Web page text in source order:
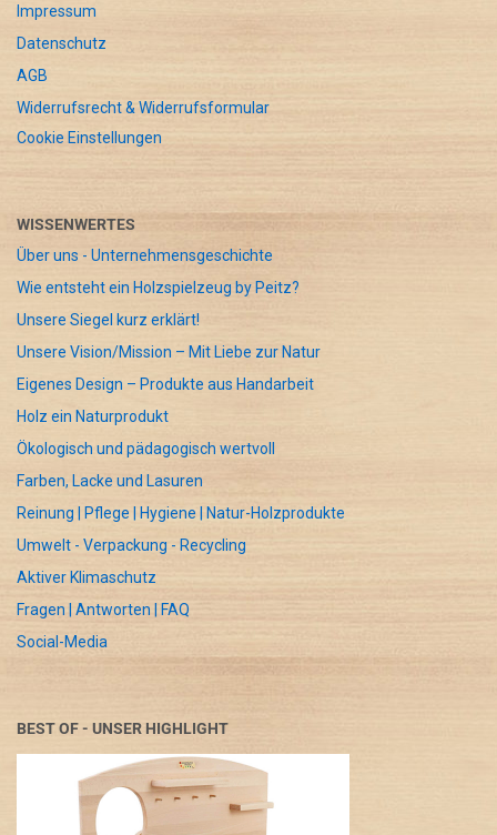
Impressum
Datenschutz
AGB
Widerrufsrecht & Widerrufsformular
Cookie Einstellungen
WISSENWERTES
Über uns - Unternehmensgeschichte
Wie entsteht ein Holzspielzeug by Peitz?
Unsere Siegel kurz erklärt!
Unsere Vision/Mission – Mit Liebe zur Natur
Eigenes Design – Produkte aus Handarbeit
Holz ein Naturprodukt
Ökologisch und pädagogisch wertvoll
Farben, Lacke und Lasuren
Reinung | Pflege | Hygiene | Natur-Holzprodukte
Umwelt - Verpackung - Recycling
Aktiver Klimaschutz
Fragen | Antworten | FAQ
Social-Media
BEST OF - UNSER HIGHLIGHT